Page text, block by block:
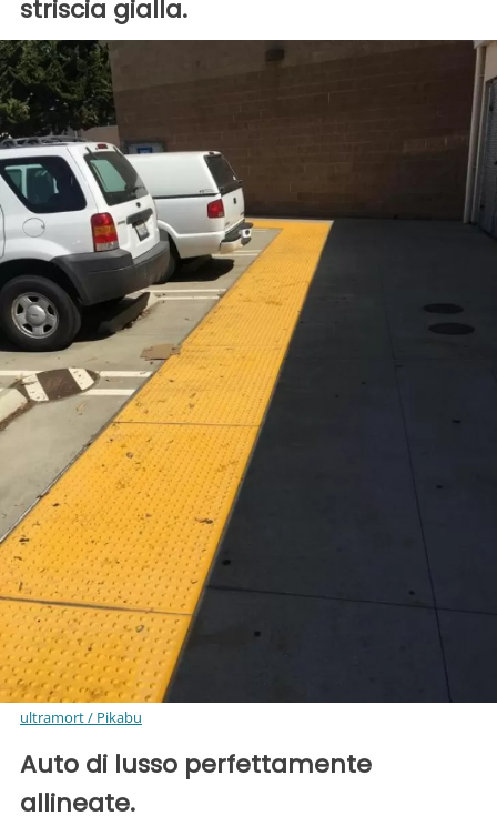
striscia gialla.
ultramort / Pikabu
Auto di lusso perfettamente
allineate.